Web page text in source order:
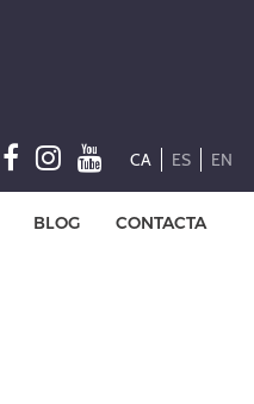
BLOG CONTACTA
CA ES EN